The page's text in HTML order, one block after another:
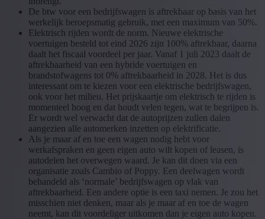
De btw voor een bedrijfswagen is aftrekbaar op basis van het
werkelijk beroepsmatig gebruik, met een maximum van 50%.
Elektrisch rijden wordt de norm. Nieuwe elektrische
voertuigen besteld tot eind 2026 zijn 100% aftrekbaar, daarna
daalt het fiscaal voordeel per jaar. Vanaf 1 juli 2023 daalt de
aftrekbaarheid van een hybride voertuigen en
brandstofwagens tot 0% aftrekbaarheid in 2028. Het is dus
interessant om te kiezen voor een elektrische bedrijfswagen,
ook voor het milieu. Het prijskaartje om elektrisch te rijden is
momenteel hoog en dat houdt velen tegen, wat te begrijpen is.
Er wordt wel verwacht dat de autoprijzen zullen dalen
aangezien alle automerken inzetten op elektrificatie.
Als je maar af en toe een wagen nodig hebt voor
werkafspraken en geen eigen auto wilt kopen of leasen, is
autodelen het overwegen waard. Je kan dit doen via een
organisatie zoals Cambio of Poppy. Een deelwagen wordt
behandeld als ‘normale’ bedrijfswagen op vlak van
aftrekbaarheid. Een andere optie is een taxi nemen. Je zou het
misschien niet denken, maar als je maar af en toe de wagen
neemt, kan dit voordeliger uitkomen dan je eigen auto kopen.